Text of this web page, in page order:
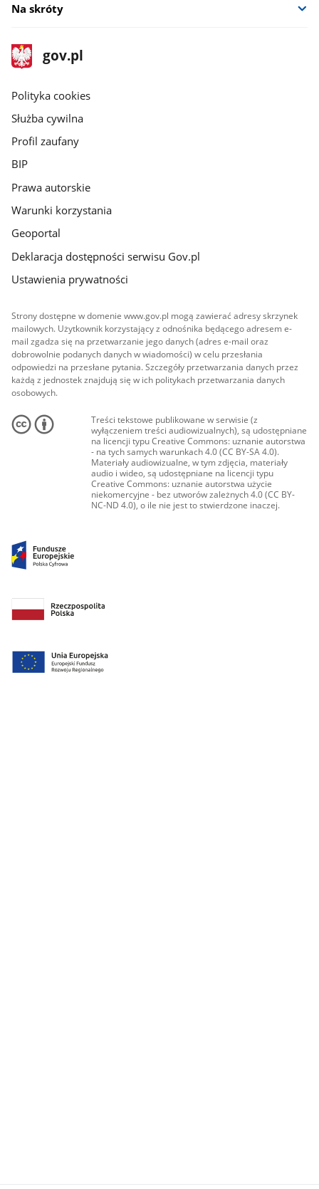
Na skróty
stopka
gov.pl
Strona
gov.pl
gov.pl
Polityka cookies
Służba cywilna
Profil zaufany
BIP
Prawa autorskie
Warunki korzystania
Geoportal
Deklaracja dostępności serwisu Gov.pl
Ustawienia prywatności
Strony dostępne w domenie www.gov.pl mogą zawierać adresy skrzynek
mailowych. Użytkownik korzystający z odnośnika będącego adresem e-
mail zgadza się na przetwarzanie jego danych (adres e-mail oraz
dobrowolnie podanych danych w wiadomości) w celu przesłania
odpowiedzi na przesłane pytania. Szczegóły przetwarzania danych przez
każdą z jednostek znajdują się w ich politykach przetwarzania danych
osobowych.
Treści tekstowe publikowane w serwisie (z
wyłączeniem treści audiowizualnych), są udostępniane
na licencji typu Creative Commons: uznanie autorstwa
- na tych samych warunkach 4.0 (CC BY-SA 4.0).
Materiały audiowizualne, w tym zdjęcia, materiały
audio i wideo, są udostępniane na licencji typu
Creative Commons: uznanie autorstwa użycie
niekomercyjne - bez utworów zależnych 4.0 (CC BY-
NC-ND 4.0), o ile nie jest to stwierdzone inaczej.